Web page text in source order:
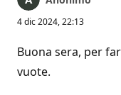
4 dic 2024, 22:13
Buona sera, per
vuote.